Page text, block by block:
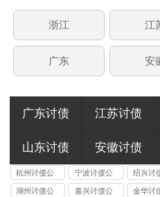
浙江 江
广东 安
广东讨债 江苏讨债
山东讨债 安徽讨债
杭州讨债公
司
宁波讨债公
司
绍兴讨
司
湖州讨债公
嘉兴讨债公
金华讨